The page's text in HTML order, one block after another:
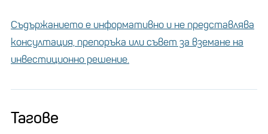
Съдържанието е информативно и не представлява
консултация, препоръка или съвет за вземане на
инвестиционно решение.
Тагове